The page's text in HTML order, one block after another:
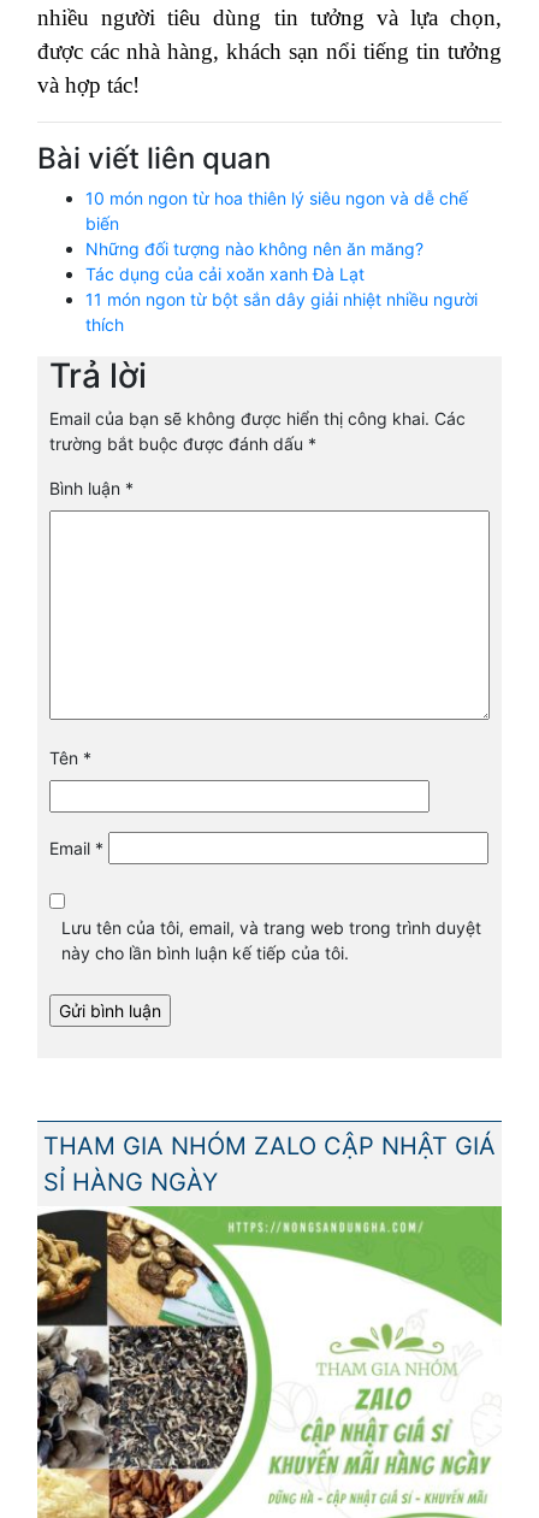
nhiều người tiêu dùng tin tưởng và lựa chọn,
được các nhà hàng, khách sạn nổi tiếng tin tưởng
và hợp tác!
Bài viết liên quan
10 món ngon từ hoa thiên lý siêu ngon và dễ chế
biến
Những đối tượng nào không nên ăn măng?
Tác dụng của cải xoăn xanh Đà Lạt
11 món ngon từ bột sắn dây giải nhiệt nhiều người
thích
Trả lời
Email của bạn sẽ không được hiển thị công khai. Các
trường bắt buộc được đánh dấu *
Bình luận *
Tên *
Email *
Lưu tên của tôi, email, và trang web trong trình duyệt
này cho lần bình luận kế tiếp của tôi.
THAM GIA NHÓM ZALO CẬP NHẬT GIÁ
SỈ HÀNG NGÀY